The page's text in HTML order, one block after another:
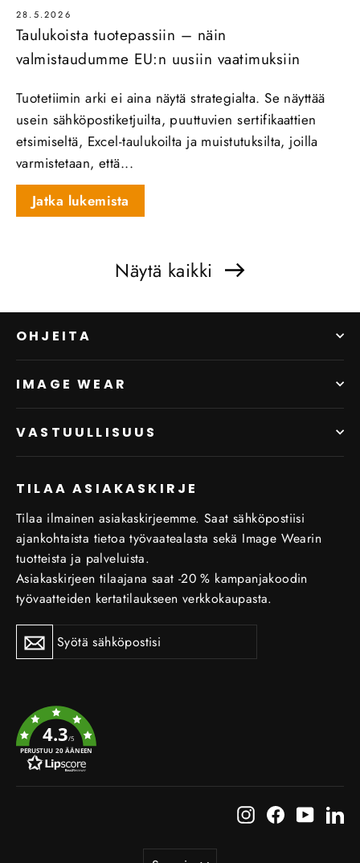
28.5.2026
Taulukoista tuotepassiin – näin
valmistaudumme EU:n uusiin vaatimuksiin
Tuotetiimin arki ei aina näytä strategialta. Se näyttää
usein sähköpostiketjuilta, puuttuvien sertifikaattien
etsimiseltä, Excel-taulukoilta ja muistutuksilta, joilla
varmistetaan, että...
Jatka lukemista
Näytä kaikki
OHJEITA
IMAGE WEAR
VASTUULLISUUS
TILAA ASIAKASKIRJE
Tilaa ilmainen asiakaskirjeemme. Saat sähköpostiisi
ajankohtaista tietoa työvaatealasta sekä Image Wearin
tuotteista ja palveluista.
Asiakaskirjeen tilaajana saat -20 % kampanjakoodin
työvaatteiden kertatilaukseen verkkokaupasta.
Tilaa
uutiskirje
Tilaa
uutiskirje
4.3/5
PERUSTUU 20 ÄÄNEEN
InstagramFacebook